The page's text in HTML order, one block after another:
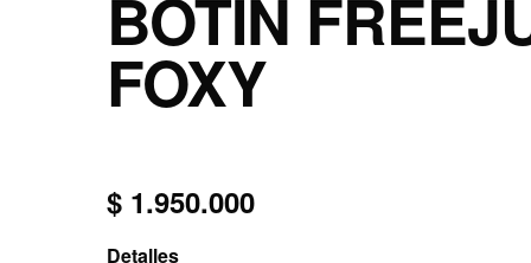
BOTIN
FOXY
$ 1.950.000
Detalles